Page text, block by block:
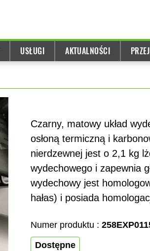
USŁUGI AKTUALNOŚCI
Czarny, matowy układ
osłoną termiczną i
nierdzewnej jest o 2,1 kg
wydechowego i zapewnia
wydechowy jest
hałas) i posiada
Numer produktu :
Dostępne